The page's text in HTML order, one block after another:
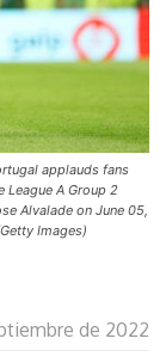
applauds fans
League A Group 2
Alvalade on June 05,
Images)
de 2022